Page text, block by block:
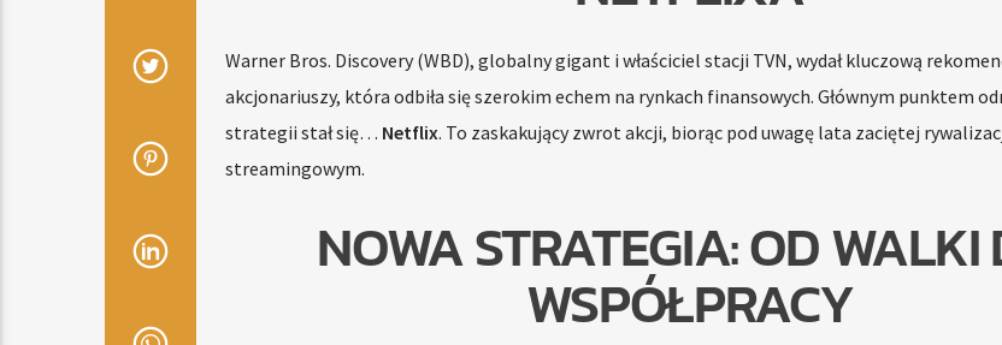
Warner Bros. Discovery (WBD), globalny gigant i właściciel stacji TVN, wydał kluczową
akcjonariuszy, która odbiła się szerokim echem na rynkach finansowych. Głównym punktem
strategii stał się… Netflix. To zaskakujący zwrot akcji, biorąc pod uwagę lata zaciętej
streamingowym.
NOWA STRATEGIA: OD WALKI
WSPÓŁPRACY